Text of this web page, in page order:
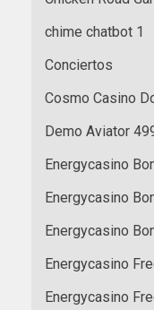
chime chatbot 1
Conciertos
Cosmo Casino
Demo Aviator
Energycasino
Energycasino
Energycasino
Energycasino
Energycasino